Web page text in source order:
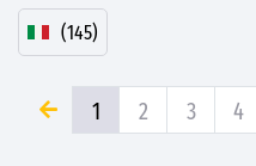
(145)
1 2 3 4